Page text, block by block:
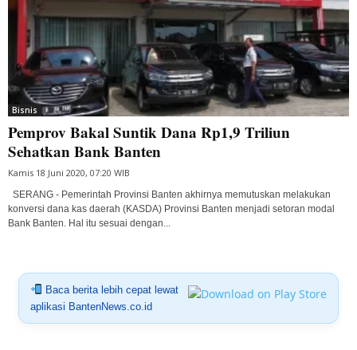
Bisnis
Pemprov Bakal Suntik Dana Rp1,9 Triliun
Sehatkan Bank Banten
Kamis 18 Juni 2020, 07:20 WIB
SERANG - Pemerintah Provinsi Banten akhirnya memutuskan melakukan
konversi dana kas daerah (KASDA) Provinsi Banten menjadi setoran modal
Bank Banten. Hal itu sesuai dengan...
Baca berita lebih cepat lewat
aplikasi BantenNews.co.id